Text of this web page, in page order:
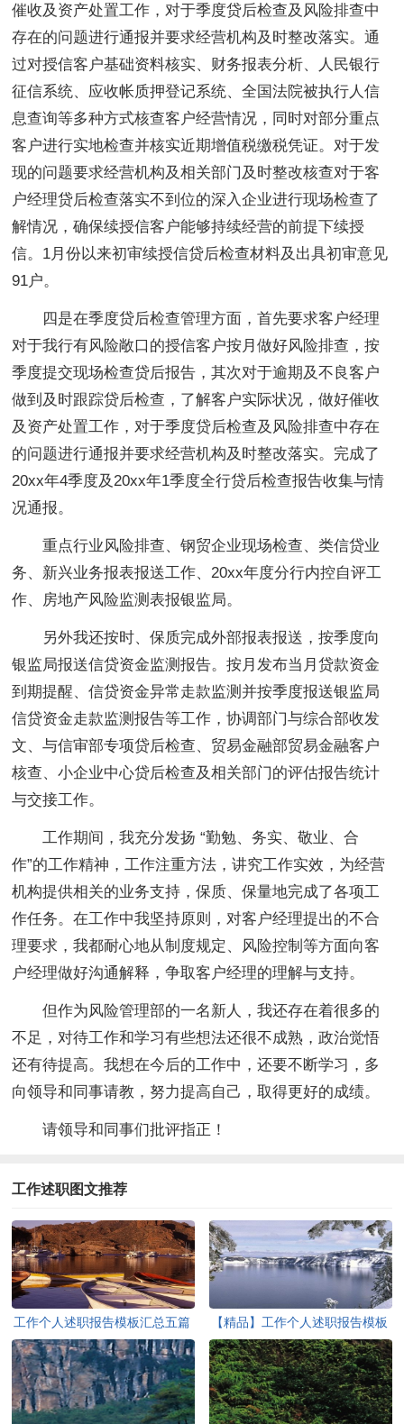
催收及资产处置工作，对于季度贷后检查及风险排查中
存在的问题进行通报并要求经营机构及时整改落实。通
过对授信客户基础资料核实、财务报表分析、人民银行
征信系统、应收帐质押登记系统、全国法院被执行人信
息查询等多种方式核查客户经营情况，同时对部分重点
客户进行实地检查并核实近期增值税缴税凭证。对于发
现的问题要求经营机构及相关部门及时整改核查对于客
户经理贷后检查落实不到位的深入企业进行现场检查了
解情况，确保续授信客户能够持续经营的前提下续授
信。1月份以来初审续授信贷后检查材料及出具初审意见
91户。
四是在季度贷后检查管理方面，首先要求客户经理
对于我行有风险敞口的授信客户按月做好风险排查，按
季度提交现场检查贷后报告，其次对于逾期及不良客户
做到及时跟踪贷后检查，了解客户实际状况，做好催收
及资产处置工作，对于季度贷后检查及风险排查中存在
的问题进行通报并要求经营机构及时整改落实。完成了
20xx年4季度及20xx年1季度全行贷后检查报告收集与情
况通报。
重点行业风险排查、钢贸企业现场检查、类信贷业
务、新兴业务报表报送工作、20xx年度分行内控自评工
作、房地产风险监测表报银监局。
另外我还按时、保质完成外部报表报送，按季度向
银监局报送信贷资金监测报告。按月发布当月贷款资金
到期提醒、信贷资金异常走款监测并按季度报送银监局
信贷资金走款监测报告等工作，协调部门与综合部收发
文、与信审部专项贷后检查、贸易金融部贸易金融客户
核查、小企业中心贷后检查及相关部门的评估报告统计
与交接工作。
工作期间，我充分发扬 “勤勉、务实、敬业、合
作”的工作精神，工作注重方法，讲究工作实效，为经营
机构提供相关的业务支持，保质、保量地完成了各项工
作任务。在工作中我坚持原则，对客户经理提出的不合
理要求，我都耐心地从制度规定、风险控制等方面向客
户经理做好沟通解释，争取客户经理的理解与支持。
但作为风险管理部的一名新人，我还存在着很多的
不足，对待工作和学习有些想法还很不成熟，政治觉悟
还有待提高。我想在今后的工作中，还要不断学习，多
向领导和同事请教，努力提高自己，取得更好的成绩。
请领导和同事们批评指正！
工作述职图文推荐
工作个人述职报告模板汇总五篇
【精品】工作个人述职报告模板
汇总七篇